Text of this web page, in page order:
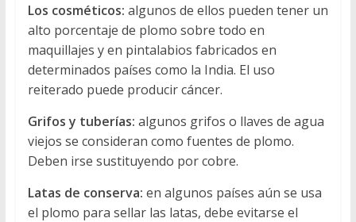
Los cosméticos: algunos de ellos pueden tener un
alto porcentaje de plomo sobre todo en
maquillajes y en pintalabios fabricados en
determinados países como la India. El uso
reiterado puede producir cáncer.
Grifos y tuberías: algunos grifos o llaves de agua
viejos se consideran como fuentes de plomo.
Deben irse sustituyendo por cobre.
Latas de conserva: en algunos países aún se usa
el plomo para sellar las latas, debe evitarse el